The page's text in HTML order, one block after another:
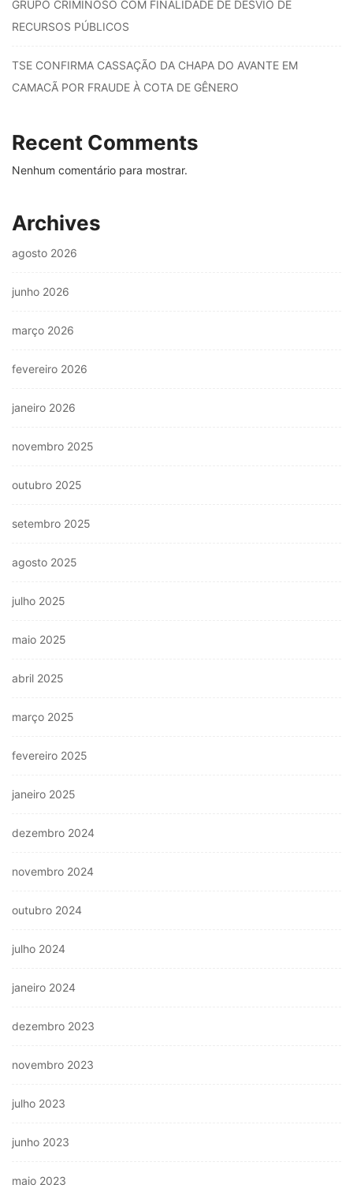
GRUPO CRIMINOSO COM FINALIDADE DE DESVIO DE
RECURSOS PÚBLICOS
TSE CONFIRMA CASSAÇÃO DA CHAPA DO AVANTE EM
CAMACÃ POR FRAUDE À COTA DE GÊNERO
Recent Comments
Nenhum comentário para mostrar.
Archives
agosto 2026
junho 2026
março 2026
fevereiro 2026
janeiro 2026
novembro 2025
outubro 2025
setembro 2025
agosto 2025
julho 2025
maio 2025
abril 2025
março 2025
fevereiro 2025
janeiro 2025
dezembro 2024
novembro 2024
outubro 2024
julho 2024
janeiro 2024
dezembro 2023
novembro 2023
julho 2023
junho 2023
maio 2023